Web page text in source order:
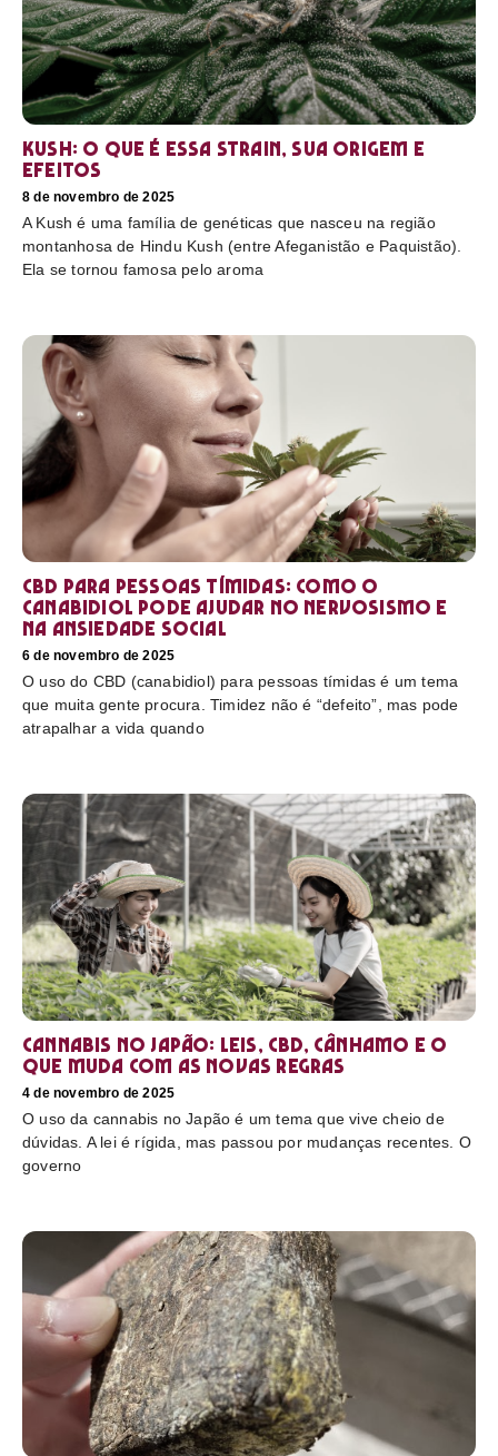
Kush: o que é essa strain, sua origem e
efeitos
8 de novembro de 2025
A Kush é uma família de genéticas que nasceu na região
montanhosa de Hindu Kush (entre Afeganistão e Paquistão).
Ela se tornou famosa pelo aroma
CBD para pessoas tímidas: como o
canabidiol pode ajudar no nervosismo e
na ansiedade social
6 de novembro de 2025
O uso do CBD (canabidiol) para pessoas tímidas é um tema
que muita gente procura. Timidez não é “defeito”, mas pode
atrapalhar a vida quando
Cannabis no Japão: leis, CBD, cânhamo e o
que muda com as novas regras
4 de novembro de 2025
O uso da cannabis no Japão é um tema que vive cheio de
dúvidas. A lei é rígida, mas passou por mudanças recentes. O
governo